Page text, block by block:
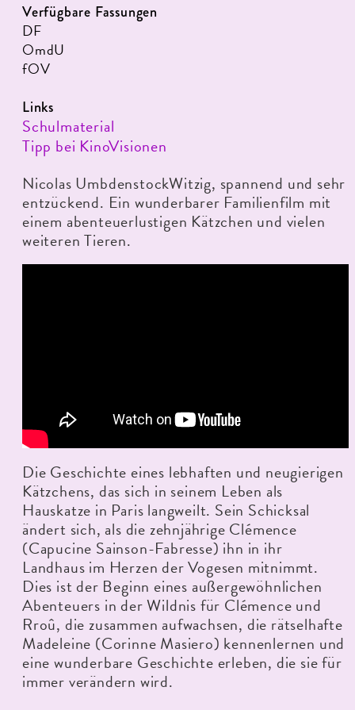
Verfügbare Fassungen
DF
OmdU
fOV
Links
Schulmaterial
Tipp bei KinoVisionen
Nicolas UmbdenstockWitzig, spannend und sehr
entzückend. Ein wunderbarer Familienfilm mit
einem abenteuerlustigen Kätzchen und vielen
weiteren Tieren.
Die Geschichte eines lebhaften und neugierigen
Kätzchens, das sich in seinem Leben als
Hauskatze in Paris langweilt. Sein Schicksal
ändert sich, als die zehnjährige Clémence
(Capucine Sainson-Fabresse) ihn in ihr
Landhaus im Herzen der Vogesen mitnimmt.
Dies ist der Beginn eines außergewöhnlichen
Abenteuers in der Wildnis für Clémence und
Rroû, die zusammen aufwachsen, die rätselhafte
Madeleine (Corinne Masiero) kennenlernen und
eine wunderbare Geschichte erleben, die sie für
immer verändern wird.